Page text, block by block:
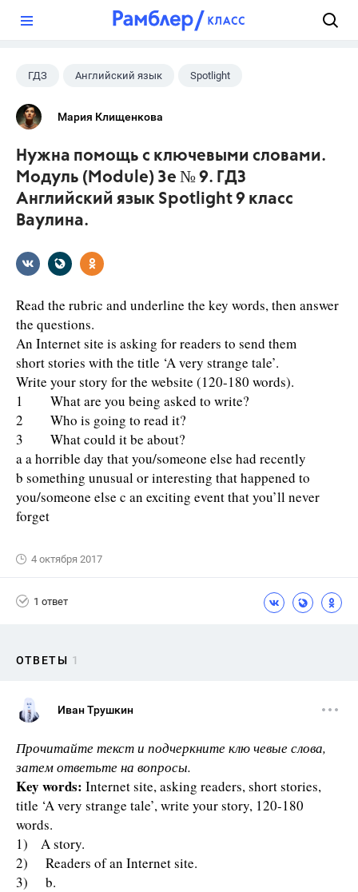
ГДЗ Английский язык Spotlight
9 класс
Мария Клищенкова
Нужна помощь с ключевыми словами.
Модуль (Module) 3e № 9. ГДЗ
Английский язык Spotlight 9 класс
Ваулина.
Read the rubric and underline the key words, then answer
the questions.
An Internet site is asking for readers to send them
short stories with the title ‘A very strange tale’.
Write your story for the website (120-180 words).
1 What are you being asked to write?
2 Who is going to read it?
3 What could it be about?
a a horrible day that you/someone else had recently
b something unusual or interesting that happened to
you/someone else c an exciting event that you’ll never
forget
4 октября 2017
1 ответ
ОТВЕТЫ 1
Иван Трушкин
Прочитайте текст и подчеркните клю­ чевые слова,
затем ответьте на вопросы.
Key words: Internet site, asking readers, short stories,
title ‘A very strange tale’, write your story, 120-180
words.
1) A story.
2) Readers of an Internet site.
3) b.